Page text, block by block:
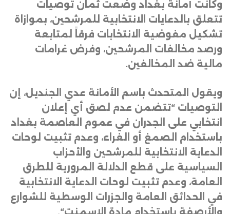
وكانت أمانة بغداد وضعت ثمان توصيات
تتعلق بالدعايات الانتخابية للمرشحين، بموازاة
تشكيل مفوضية الانتخابات فرقاً لمتابعة
ورصد مخالفات المرشحين، وفرض غرامات
مالية ضد المخالفين.
ويقول المتحدث باسم الأمانة عدي الجنديل، إن
التوصيات “تتضمن عدم لصق أي إعلان
انتخابي على الجدران في عموم العاصمة بغداد
باستخدام الصمغ أو الغراء، وعدم تثبيت لوحات
الدعاية الانتخابية للمرشحين والأحزاب
السياسية على قطع الدلالة المرورية للطرق
العامة، وعدم تثبيت لوحات الدعاية الانتخابية
في الحدائق العامة والجزرات الوسطية للشوارع